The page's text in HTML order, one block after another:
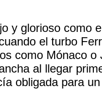
y glorioso como
el turbo
como Mónaco o
al llegar
obligada para